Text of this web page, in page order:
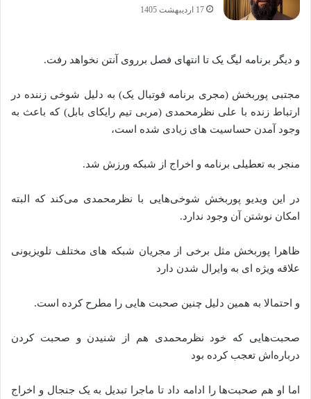
17 اردیبهشت 1405
و دیگر برنامه لیگ یک تا انتهای فصل برروی آنتن نخواهد رفت.
مجتبی پوربخش (مجری برنامه فوتبال یک) به دلیل شوخی زننده در
ارتباط زنده با علی نظرمحمدی (مربی تیم رایکای بابل) که باعث به
وجود آمدن حساسیت ‌های زیادی شده است،
منجر به تعطیلی برنامه و اخراج از شبکه ورزش شد.
در این ویدیو پوربخش شوخی‌هایی با نظرمحمدی می‌کند که البته
امکان نوشتن آن وجود ندارد.
ظاهرا پوربخش مثل برخی از مجریان شبکه ‌های مختلف تلویزیونی
علاقه ویژه ‌ای به وایرال شدن دارد
و احتمالا به همین دلیل چنین صحبت ‌هایی را مطرح کرده است.
صحبت‌هایی که خود نظرمحمدی هم از شنیدن و صحبت کردن
درباره‌اش تعجب کرده بود
اما او هم صحبت‌ها را ادامه داد تا ماجرا تبدیل به یک جنجال و اخراج